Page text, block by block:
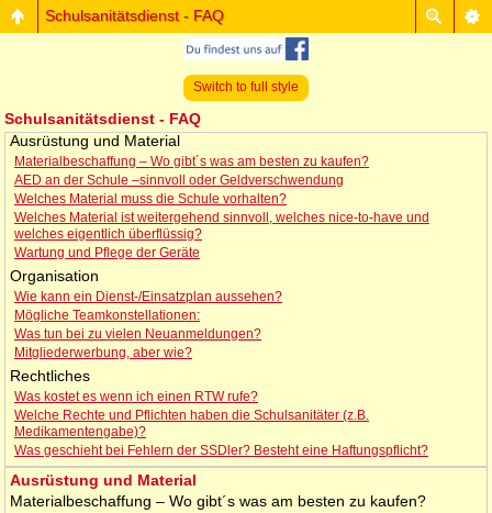
Schulsanitätsdienst - FAQ
Switch to full style
Schulsanitätsdienst - FAQ
Ausrüstung und Material
Materialbeschaffung – Wo gibt´s was am besten zu kaufen?
AED an der Schule –sinnvoll oder Geldverschwendung
Welches Material muss die Schule vorhalten?
Welches Material ist weitergehend sinnvoll, welches nice-to-have und
welches eigentlich überflüssig?
Wartung und Pflege der Geräte
Organisation
Wie kann ein Dienst-/Einsatzplan aussehen?
Mögliche Teamkonstellationen:
Was tun bei zu vielen Neuanmeldungen?
Mitgliederwerbung, aber wie?
Rechtliches
Was kostet es wenn ich einen RTW rufe?
Welche Rechte und Pflichten haben die Schulsanitäter (z.B.
Medikamentengabe)?
Was geschieht bei Fehlern der SSDler? Besteht eine Haftungspflicht?
Ausrüstung und Material
Materialbeschaffung – Wo gibt´s was am besten zu kaufen?